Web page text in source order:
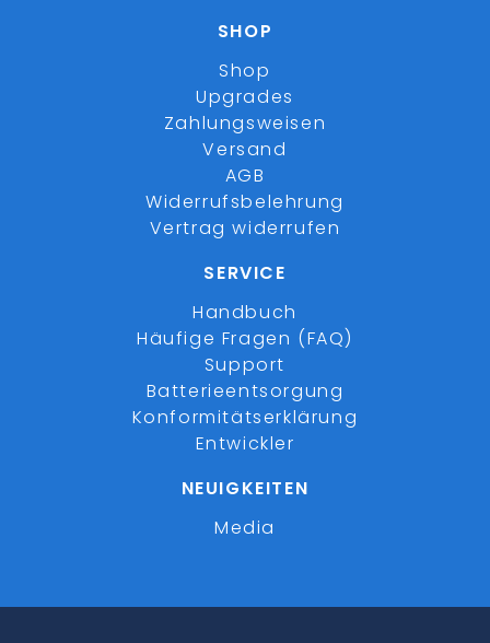
SHOP
Shop
Upgrades
Zahlungsweisen
Versand
AGB
Widerrufsbelehrung
Vertrag widerrufen
SERVICE
Handbuch
Häufige Fragen (FAQ)
Support
Batterieentsorgung
Konformitätserklärung
Entwickler
NEUIGKEITEN
Media